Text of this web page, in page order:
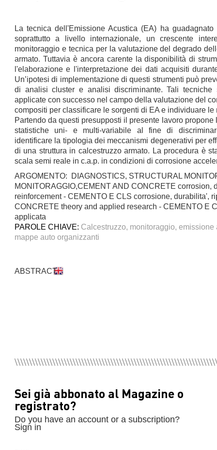
La tecnica dell'Emissione Acustica (EA) ha
soprattutto a livello internazionale, un crescente
monitoraggio e tecnica per la valutazione del degrado
armato. Tuttavia è ancora carente la disponibilità di
l'elaborazione e l'interpretazione dei dati acquisiti
Un’ipotesi di implementazione di questi strumenti può
di analisi cluster e analisi discriminante. Tali tecniche
applicate con successo nel campo della valutazione del
compositi per classificare le sorgenti di EA e individuare le
Partendo da questi presupposti il presente lavoro
statistiche uni- e multi-variabile al fine di
identificare la tipologia dei meccanismi degenerativi per
di una struttura in calcestruzzo armato. La procedura è
scala semi reale in c.a.p. in condizioni di corrosione
ARGOMENTO: DIAGNOSTICS, STRUCTURAL
MONITORAGGIO,CEMENT AND CONCRETE corrosion,
reinforcement - CEMENTO E CLS corrosione, durabilita',
CONCRETE theory and applied research - CEMENTO E
applicata
PAROLE CHIAVE: Calcestruzzo, monitoraggio,
mappe auto organizzanti
ABSTRACT
Sei già abbonato al Magazine o
registrato?
Do you have an account or a subscription?
Sign in